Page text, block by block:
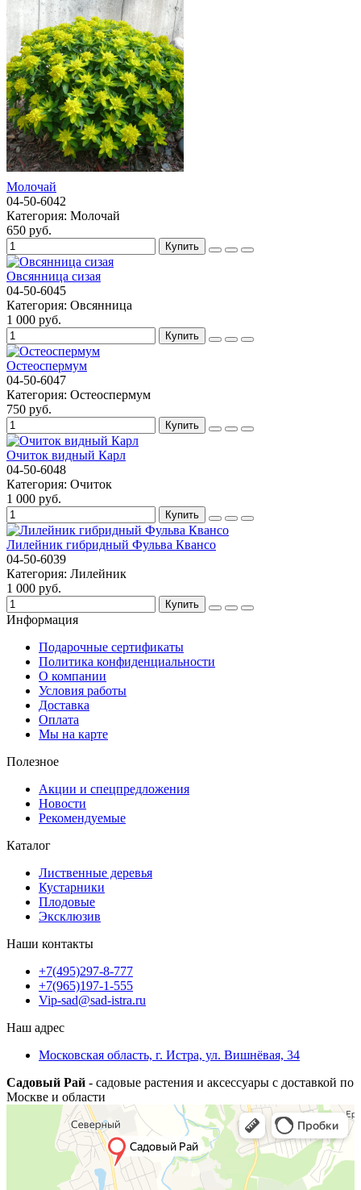
Молочай
04-50-6042
Категория: Молочай
650 руб.
Купить
Овсянница сизая
04-50-6045
Категория: Овсянница
1 000 руб.
Купить
Остеоспермум
04-50-6047
Категория: Остеоспермум
750 руб.
Купить
Очиток видный Карл
04-50-6048
Категория: Очиток
1 000 руб.
Купить
Лилейник гибридный Фульва Квансо
04-50-6039
Категория: Лилейник
1 000 руб.
Купить
Информация
Подарочные сертификаты
Политика конфиденциальности
О компании
Условия работы
Доставка
Оплата
Мы на карте
Полезное
Акции и спецпредложения
Новости
Рекомендуемые
Каталог
Лиственные деревья
Кустарники
Плодовые
Эксклюзив
Наши контакты
+7(495)297-8-777
+7(965)197-1-555
Vip-sad@sad-istra.ru
Наш адрес
Московская область, г. Истра, ул. Вишнёвая, 34
Садовый Рай - садовые растения и аксессуары с доставкой по
Москве и области